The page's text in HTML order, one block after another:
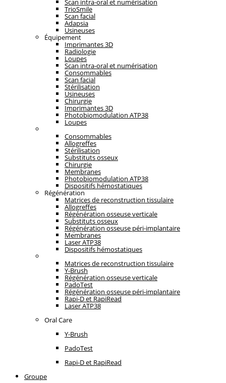
Scan intra-oral et numérisation
Scan facial
Usineuses
Imprimantes 3D
Loupes
Consommables
Stérilisation
Chirurgie
Photobiomodulation ATP38
Régénération
Allogreffes
Substituts osseux
Membranes
Dispositifs hémostatiques
Matrices de reconstruction tissulaire
Régénération osseuse verticale
Régénération osseuse péri-implantaire
Laser ATP38
Oral Care
Y-Brush
PadoTest
Rapi-D et RapiRead
TrioSmile
Adapsia
Équipement
Radiologie
Scan intra-oral et numérisation
Scan facial
Usineuses
Imprimantes 3D
Loupes
Consommables
Stérilisation
Chirurgie
Photobiomodulation ATP38
Régénération
Allogreffes
Substituts osseux
Membranes
Dispositifs hémostatiques
Matrices de reconstruction tissulaire
Régénération osseuse verticale
Régénération osseuse péri-implantaire
Laser ATP38
Oral Care
Y-Brush
PadoTest
Rapi-D et RapiRead
Groupe